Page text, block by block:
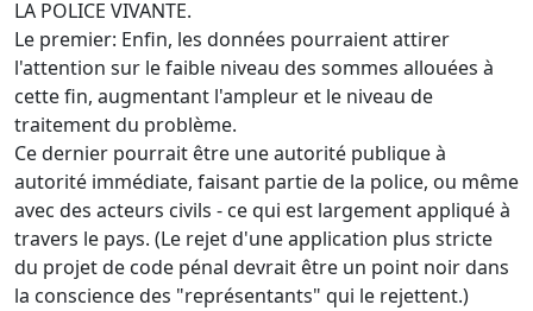
LA POLICE VIVANTE.
Le premier: Enfin, les données pourraient attirer
l'attention sur le faible niveau des sommes allouées à
cette fin, augmentant l'ampleur et le niveau de
traitement du problème.
Ce dernier pourrait être une autorité publique à
autorité immédiate, faisant partie de la police, ou même
avec des acteurs civils - ce qui est largement appliqué à
travers le pays. (Le rejet d'une application plus stricte
du projet de code pénal devrait être un point noir dans
la conscience des "représentants" qui le rejettent.)